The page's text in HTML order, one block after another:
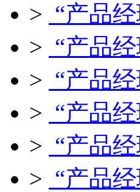
> “产品
> “产品
> “产品
> “产品
> “产品
> “产品